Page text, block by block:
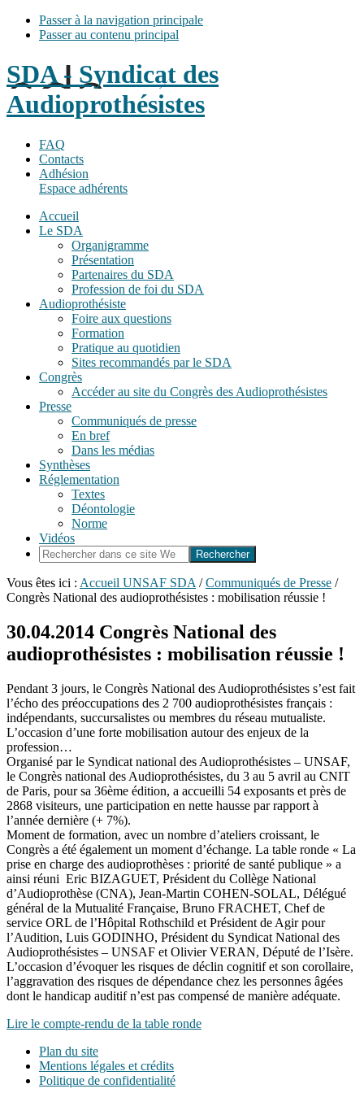
Passer à la navigation principale
Passer au contenu principal
SDA - Syndicat des
Audioprothésistes
FAQ
Contacts
Adhésion
Espace adhérents
Accueil
Le SDA
Organigramme
Présentation
Partenaires du SDA
Profession de foi du SDA
Audioprothésiste
Foire aux questions
Formation
Pratique au quotidien
Sites recommandés par le SDA
Congrès
Accéder au site du Congrès des Audioprothésistes
Presse
Communiqués de presse
En bref
Dans les médias
Synthèses
Réglementation
Textes
Déontologie
Norme
Vidéos
Rechercher
dans
ce
site
Vous êtes ici : Accueil UNSAF SDA / Communiqués de Presse /
Congrès National des audioprothésistes : mobilisation réussie !
30.04.2014 Congrès National des
audioprothésistes : mobilisation réussie !
Pendant 3 jours, le Congrès National des Audioprothésistes s’est fait
l’écho des préoccupations des 2 700 audioprothésistes français :
indépendants, succursalistes ou membres du réseau mutualiste.
L’occasion d’une forte mobilisation autour des enjeux de la
profession…
Organisé par le Syndicat national des Audioprothésistes – UNSAF,
le Congrès national des Audioprothésistes, du 3 au 5 avril au CNIT
de Paris, pour sa 36ème édition, a accueilli 54 exposants et près de
2868 visiteurs, une participation en nette hausse par rapport à
l’année dernière (+ 7%).
Moment de formation, avec un nombre d’ateliers croissant, le
Congrès a été également un moment d’échange. La table ronde « La
prise en charge des audioprothèses : priorité de santé publique » a
ainsi réuni Eric BIZAGUET, Président du Collège National
d’Audioprothèse (CNA), Jean-Martin COHEN-SOLAL, Délégué
général de la Mutualité Française, Bruno FRACHET, Chef de
service ORL de l’Hôpital Rothschild et Président de Agir pour
l’Audition, Luis GODINHO, Président du Syndicat National des
Audioprothésistes – UNSAF et Olivier VERAN, Député de l’Isère.
L’occasion d’évoquer les risques de déclin cognitif et son corollaire,
l’aggravation des risques de dépendance chez les personnes âgées
dont le handicap auditif n’est pas compensé de manière adéquate.
Lire le compte-rendu de la table ronde
Plan du site
Mentions légales et crédits
Politique de confidentialité